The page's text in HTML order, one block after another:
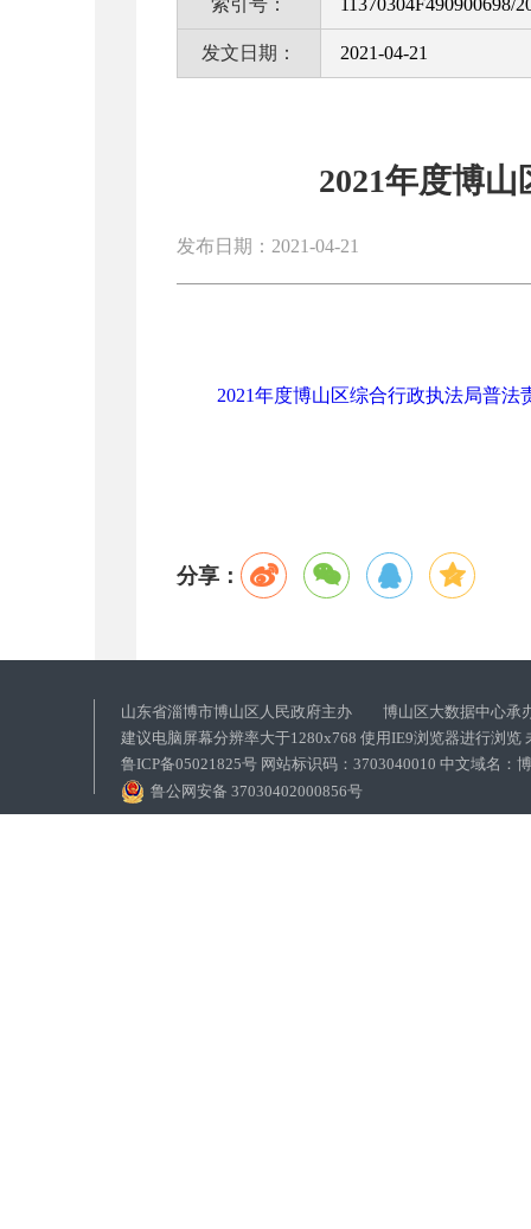
索引号： 11370304F490900698/
发文日期： 2021-04-21
2021年度博
发布日期：2021-04-21
2021年度博山区综合行政执法局普法
分享：
山东省淄博市博山区人民政府主办 博山区大数据中心承
建议电脑屏幕分辨率大于1280x768 使用IE9浏览器进行浏览
鲁ICP备05021825号 网站标识码：3703040010 中文域名：
鲁公网安备 37030402000856号